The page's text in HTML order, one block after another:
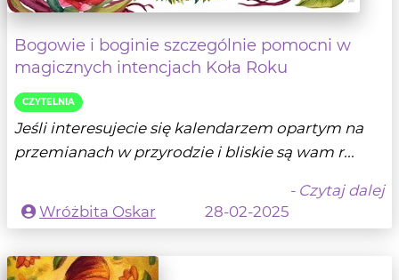
Bogowie i boginie szczególnie pomocni w
magicznych intencjach Koła Roku
CZYTELNIA
Jeśli interesujecie się kalendarzem opartym na
przemianach w przyrodzie i bliskie są wam r...
- Czytaj dalej
Wróżbita Oskar
28-02-2025